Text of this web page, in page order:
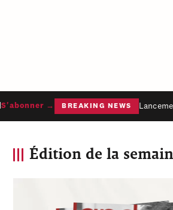
→ BREAKING NEWS
Édition de la